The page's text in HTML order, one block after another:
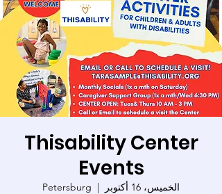
Thisability Center
Events
الخميس، 16 أكتوبر
  |
Petersburg